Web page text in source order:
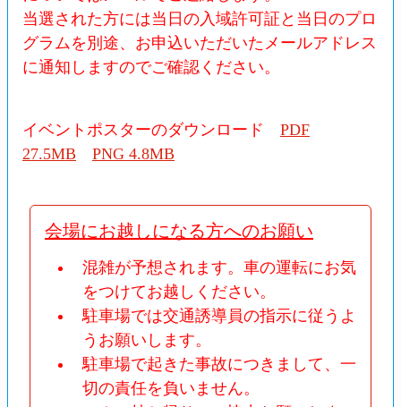
当選された方には当日の入域許可証と当日のプロ
グラムを別途、お申込いただいたメールアドレス
に通知しますのでご確認ください。
イベントポスターのダウンロード PDF
27.5MB
PNG 4.8MB
会場にお越しになる方へのお願い
混雑が予想されます。車の運転にお気
をつけてお越しください。
駐車場では交通誘導員の指示に従うよ
うお願いします。
駐車場で起きた事故につきまして、一
切の責任を負いません。